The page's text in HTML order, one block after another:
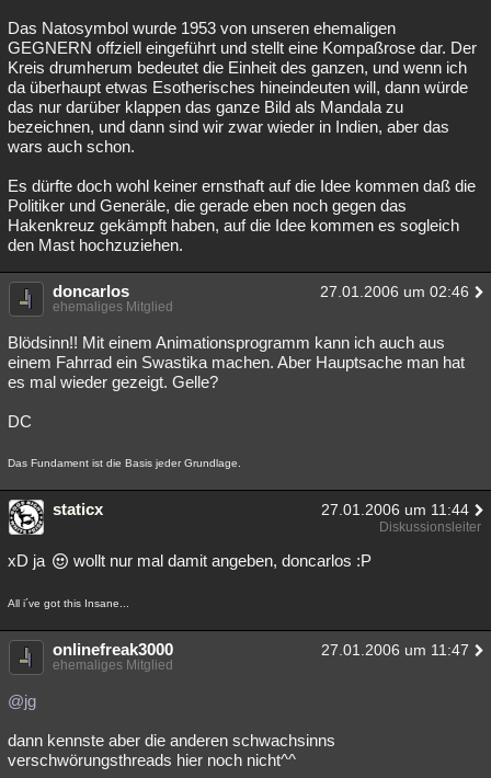
Das Natosymbol wurde 1953 von unseren ehemaligen
GEGNERN offziell eingeführt und stellt eine Kompaßrose dar. Der
Kreis drumherum bedeutet die Einheit des ganzen, und wenn ich
da überhaupt etwas Esotherisches hineindeuten will, dann würde
das nur darüber klappen das ganze Bild als Mandala zu
bezeichnen, und dann sind wir zwar wieder in Indien, aber das
wars auch schon.
Es dürfte doch wohl keiner ernsthaft auf die Idee kommen daß die
Politiker und Generäle, die gerade eben noch gegen das
Hakenkreuz gekämpft haben, auf die Idee kommen es sogleich
den Mast hochzuziehen.
doncarlos 27.01.2006 um 02:46
ehemaliges Mitglied
Blödsinn!! Mit einem Animationsprogramm kann ich auch aus
einem Fahrrad ein Swastika machen. Aber Hauptsache man hat
es mal wieder gezeigt. Gelle?
DC
Das Fundament ist die Basis jeder Grundlage.
staticx 27.01.2006 um 11:44
Diskussionsleiter
xD ja wollt nur mal damit angeben, doncarlos :P
All i´ve got this Insane...
onlinefreak3000 27.01.2006 um 11:47
ehemaliges Mitglied
@jg
dann kennste aber die anderen schwachsinns
verschwörungsthreads hier noch nicht^^